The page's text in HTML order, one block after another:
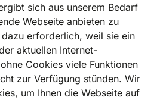
sich aus unserem Bedarf
Webseite anbieten zu
erforderlich, weil sie ein
aktuellen Internet-
Cookies viele Funktionen
zur Verfügung stünden. Wir
um Ihnen die Webseite auf